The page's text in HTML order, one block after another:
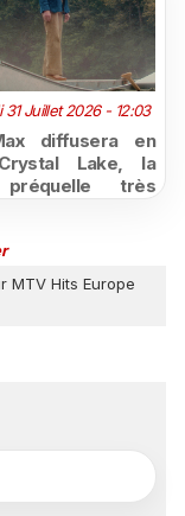
31 Juillet 2026 - 12:03
diffusera en
Lake, la
très
MTV Hits Europe